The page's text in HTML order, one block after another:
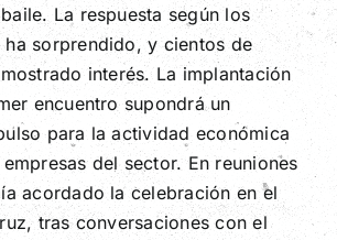
La respuesta según los
sorprendido, y cientos de
interés. La implantación
encuentro supondrá un
para la actividad económica
del sector. En reuniones
acordado la celebración en el
tras conversaciones con el